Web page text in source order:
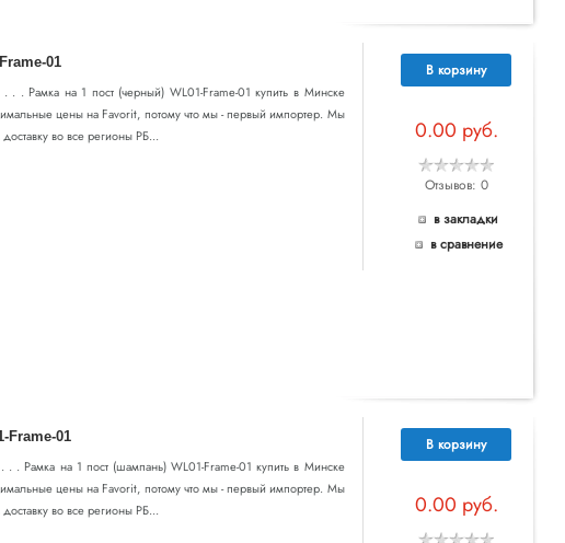
01 В корзину
0.00 руб.
Отзывов: 0
в закладки
в сравнение
. . Рамка на 1 пост (черный) WL01-Frame-01 купить в Минске
цены на Favorit, потому что мы - первый импортер. Мы
во все регионы РБ...
Frame-01 В корзину
0.00 руб.
. Рамка на 1 пост (шампань) WL01-Frame-01 купить в Минске
цены на Favorit, потому что мы - первый импортер. Мы
во все регионы РБ...